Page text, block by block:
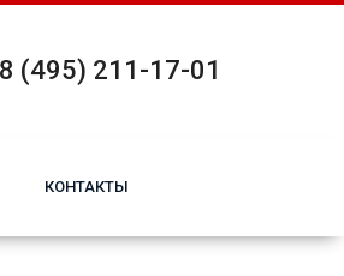
8 (495) 211-17-01
КОНТАКТЫ